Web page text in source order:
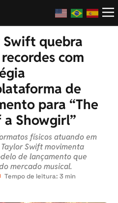
Swift quebra
com
de
para “The
a Showgirl”
físicos atuando em
Swift movimenta
de lançamento que
mercado musical.
Tempo de leitura: 3 min